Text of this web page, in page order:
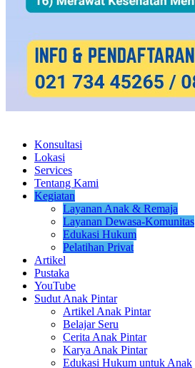
Konsultasi
Lokasi
Services
Tentang Kami
Kegiatan
Layanan Anak & Remaja
Layanan Dewasa-Komunitas
Edukasi Hukum
Pelatihan Privat
Artikel
Pustaka
YouTube
Sudut Anak Pintar
Artikel Anak Pintar
Belajar Seru
Cerita Anak Pintar
Karya Anak Pintar
Edukasi Hukum untuk Anak